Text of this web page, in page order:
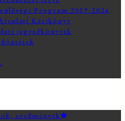
Program 2019-2024
Kézikönyv
jegyzőkönyvek
eredmények